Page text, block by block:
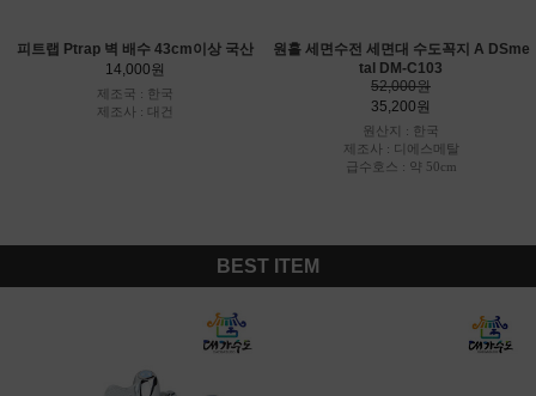
피트랩 Ptrap 벽 배수 43cm이상 국산
14,000원
제조국 : 한국
제조사 : 대건
원홀 세면수전 세면대 수도꼭지 A DSme
tal DM-C103
52,000원
35,200원
원산지 : 한국
제조사 : 디에스메탈
급수호스 : 약 50cm
BEST ITEM